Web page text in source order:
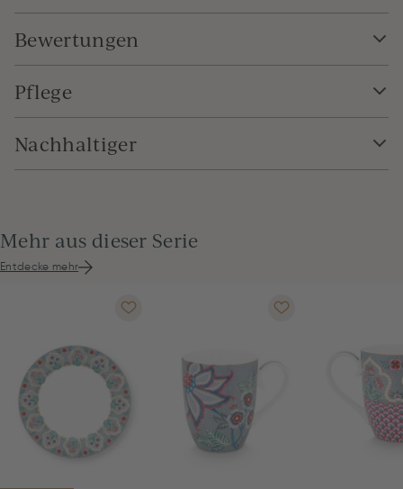
Bewertungen
Pflege
Nachhaltiger
Mehr aus dieser Serie
Entdecke mehr